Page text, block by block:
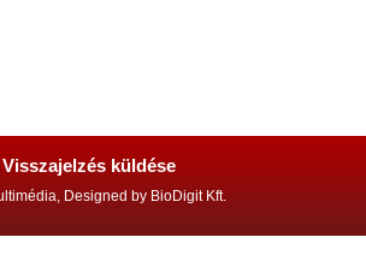
Visszajelzés küldése
Designed by BioDigit Kft.